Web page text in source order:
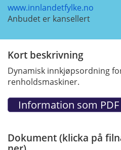
www.innlandetfylke.no
Anbudet er kansellert
Kort beskrivning
Dynamisk innkjøpsordning
renholdsmaskiner.
Dokument (klicka på